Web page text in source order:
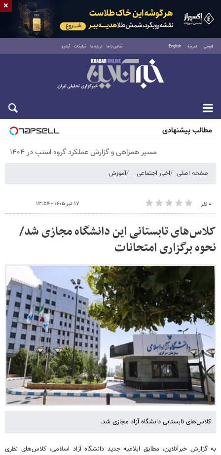
فارسی العربية English تماس با ما درباره ما تبلیغات آرشیو
جمعه ۱۶ مرداد ۱۴۰۵
مطالب پیشنهادی
مسیر همراهی و گزارش عملکرد گروه اسنپ در ۱۴۰۴
صفحه اصلی اخبار اجتماعی آموزش
۰ نفر ۱۷ تیر ۱۴۰۵ - ۱۳:۵۴
کلاس‌های تابستانی این دانشگاه مجازی شد/
نحوه برگزاری امتحانات
کلاس‌های تابستانی دانشگاه آزاد مجازی شد.
به گزارش خبرآنلاین، مطابق ابلاغیه جدید دانشگاه آزاد اسلامی، کلاس‌های نظری
×